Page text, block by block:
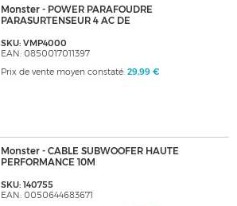
Monster - POWER PARAFOUDRE
PARASURTENSEUR 4 AC DE
SKU: VMP4000
EAN: 0850017011397
Prix de vente moyen constaté: 29,99 €
Monster - CABLE SUBWOOFER HAUTE
PERFORMANCE 10M
SKU: 140755
EAN: 0050644683671